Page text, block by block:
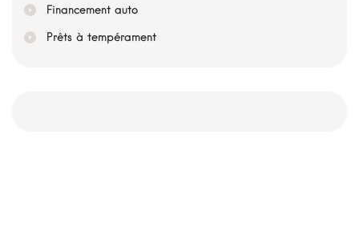
Financement auto
Prêts à tempérament